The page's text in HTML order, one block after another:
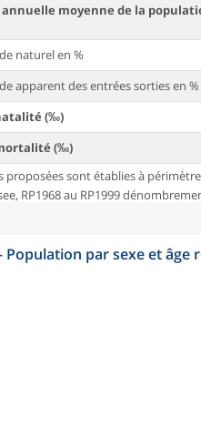
moyenne de la
naturel en %
apparent des entrées sorties en %
(‰)
(‰)
proposées sont établies à
RP1968 au RP1999
Population par sexe et âge